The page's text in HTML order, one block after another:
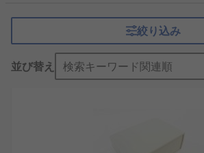
保護：単なる機器の保護だけでな
性、防塵性、防音性、衝撃対策
策、光線の遮蔽などを備えた製品
す。
その他：むきだしで設置すること
絞り込み
並び替え 検索キーワード関連順